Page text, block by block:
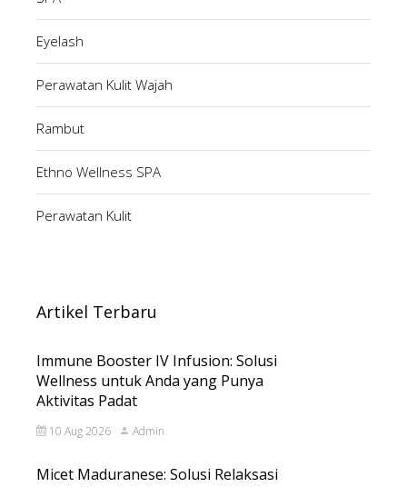
Eyelash
Perawatan Kulit Wajah
Rambut
Ethno Wellness SPA
Perawatan Kulit
Artikel Terbaru
Immune Booster IV Infusion: Solusi
Wellness untuk Anda yang Punya
Aktivitas Padat
10 Aug 2026 Admin
Micet Maduranese: Solusi Relaksasi